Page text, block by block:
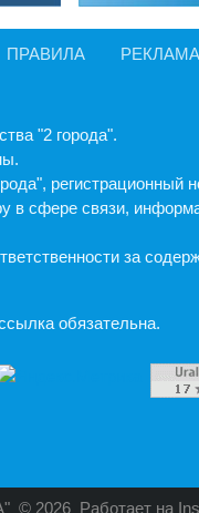
ПРАВИЛА РЕКЛАМА
"2 города".
в сфере связи,
за
обязательна.
© 2026 Работает на